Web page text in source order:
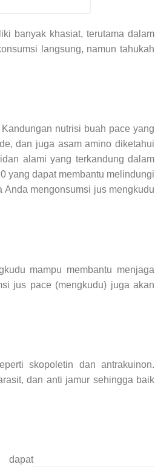
banyak khasiat, terutama dalam
langsung, namun tahukah
nutrisi buah pace yang
dan juga asam amino diketahui
alami yang terkandung dalam
yang dapat membantu melindungi
mengonsumsi jus mengkudu
mampu membantu menjaga
jus pace (mengkudu) juga akan
skopoletin dan antrakuinon.
dan anti jamur sehingga baik
dapat